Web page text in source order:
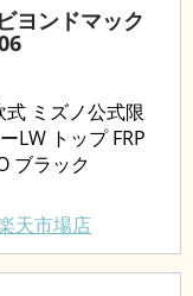
ヨンドマック
ミズノ公式限
LW トップ FRP
ブラック
天市場店